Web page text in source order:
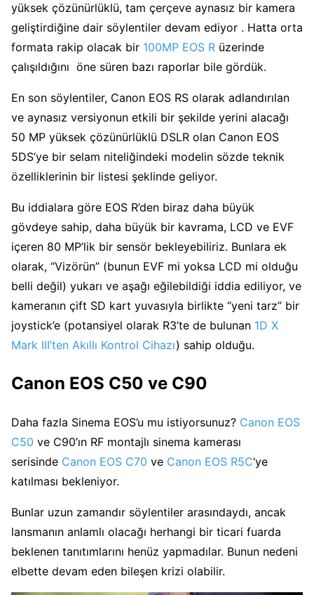
yüksek çözünürlüklü, tam çerçeve aynasız bir kamera
geliştirdiğine dair söylentiler devam ediyor . Hatta orta
formata rakip olacak bir 100MP EOS R üzerinde
çalışıldığını öne süren bazı raporlar bile gördük.
En son söylentiler, Canon EOS RS olarak adlandırılan
ve aynasız versiyonun etkili bir şekilde yerini alacağı
50 MP yüksek çözünürlüklü DSLR olan Canon EOS
5DS’ye bir selam niteliğindeki modelin sözde teknik
özelliklerinin bir listesi şeklinde geliyor.
Bu iddialara göre EOS R’den biraz daha büyük
gövdeye sahip, daha büyük bir kavrama, LCD ve EVF
içeren 80 MP’lik bir sensör bekleyebiliriz. Bunlara ek
olarak, “Vizörün” (bunun EVF mi yoksa LCD mi olduğu
belli değil) yukarı ve aşağı eğilebildiği iddia ediliyor, ve
kameranın çift SD kart yuvasıyla birlikte “yeni tarz” bir
joystick’e (potansiyel olarak R3’te de bulunan 1D X
Mark III’ten Akıllı Kontrol Cihazı) sahip olduğu.
Canon EOS C50 ve C90
Daha fazla Sinema EOS’u mu istiyorsunuz? Canon EOS
C50 ve C90’ın RF montajlı sinema kamerası
serisinde Canon EOS C70 ve Canon EOS R5C‘ye
katılması bekleniyor.
Bunlar uzun zamandır söylentiler arasındaydı, ancak
lansmanın anlamlı olacağı herhangi bir ticari fuarda
beklenen tanıtımlarını henüz yapmadılar. Bunun nedeni
elbette devam eden bileşen krizi olabilir.